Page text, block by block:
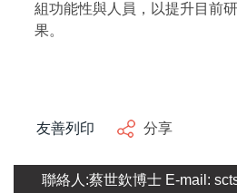
組功能性與人員，以提升目前
果。
友善列印 分享
聯絡人:蔡世欽博士 E-mail: